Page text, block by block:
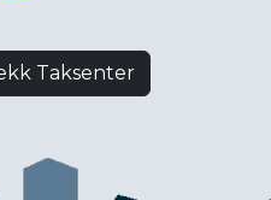
Taksenter